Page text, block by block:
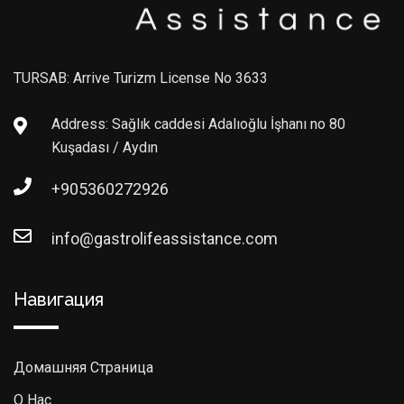
TURSAB: Arrive Turizm License No 3633
Address: Sağlık caddesi Adalıoğlu İşhanı no 80
Kuşadası / Aydın
+905360272926
info@gastrolifeassistance.com
Навигация
Домашняя Страница
О Нас